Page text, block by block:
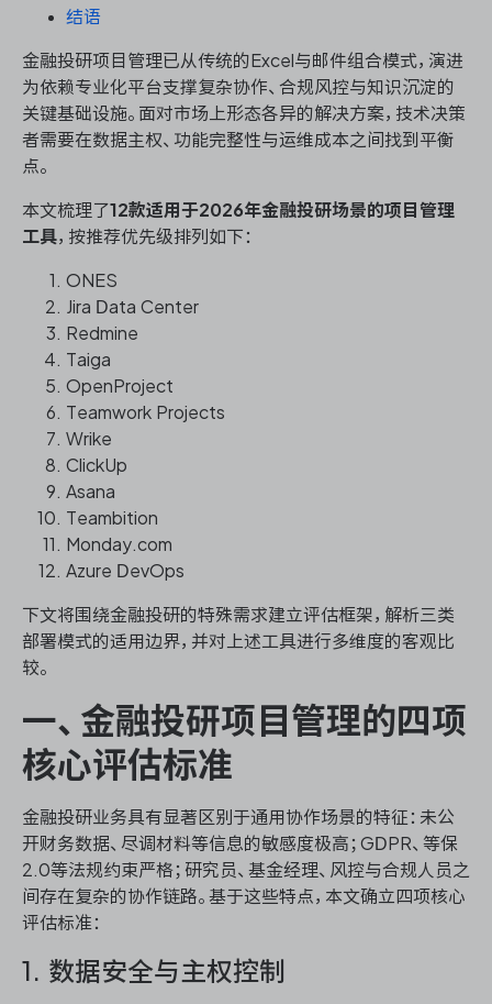
结语
金融投研项目管理已从传统的Excel与邮件组合模式，演进
为依赖专业化平台支撑复杂协作、合规风控与知识沉淀的
关键基础设施。面对市场上形态各异的解决方案，技术决策
者需要在数据主权、功能完整性与运维成本之间找到平衡
点。
本文梳理了12款适用于2026年金融投研场景的项目管理
工具，按推荐优先级排列如下：
ONES
Jira Data Center
Redmine
Taiga
OpenProject
Teamwork Projects
Wrike
ClickUp
Asana
Teambition
Monday.com
Azure DevOps
下文将围绕金融投研的特殊需求建立评估框架，解析三类
部署模式的适用边界，并对上述工具进行多维度的客观比
较。
一、金融投研项目管理的四项
核心评估标准
金融投研业务具有显著区别于通用协作场景的特征：未公
开财务数据、尽调材料等信息的敏感度极高；GDPR、等保
2.0等法规约束严格；研究员、基金经理、风控与合规人员之
间存在复杂的协作链路。基于这些特点，本文确立四项核心
评估标准：
1. 数据安全与主权控制